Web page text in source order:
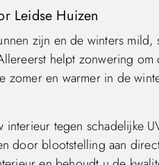
Leidse Huizen
zijn en de winters
helpt zonwering
zomer en warmer in de
interieur tegen schadelijke
door blootstelling aan